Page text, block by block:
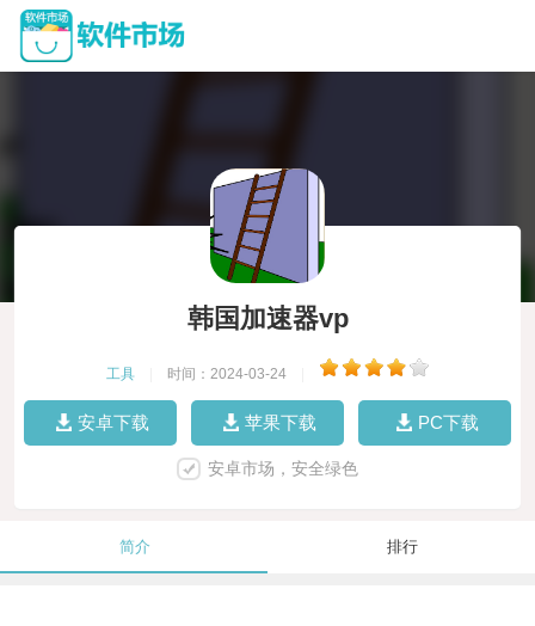
韩国加速器vp
工具 时间：2024-03-24
安卓下载 苹果下载 PC下载
安卓市场，安全绿色
简介 排行